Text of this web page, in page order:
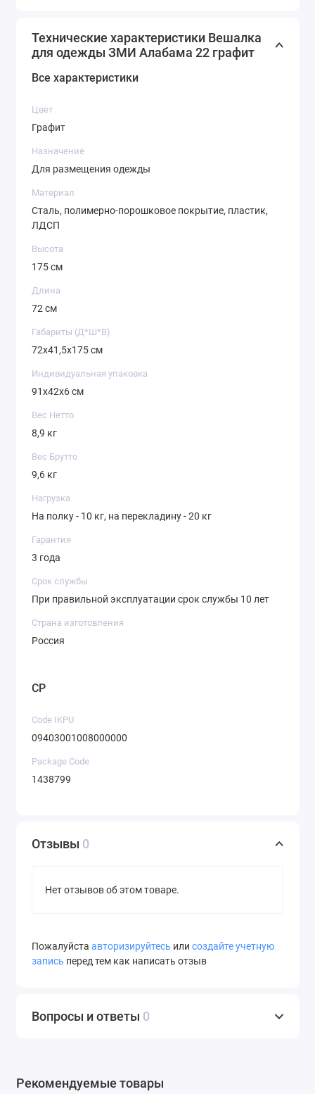
Технические характеристики Вешалка
для одежды ЗМИ Алабама 22 графит
Все характеристики
Цвет
Графит
Назначение
Для размещения одежды
Материал
Сталь, полимерно-порошковое покрытие, пластик,
ЛДСП
Высота
175 см
Длина
72 см
Габариты (Д*Ш*В)
72х41,5х175 см
Индивидуальная упаковка
91х42х6 см
Вес Нетто
8,9 кг
Вес Брутто
9,6 кг
Нагрузка
На полку - 10 кг, на перекладину - 20 кг
Гарантия
3 года
Срок службы
При правильной эксплуатации срок службы 10 лет
Страна изготовления
Россия
CP
Code IKPU
09403001008000000
Package Code
1438799
Отзывы 0
Нет отзывов об этом товаре.
Пожалуйста авторизируйтесь или создайте учетную
запись перед тем как написать отзыв
Вопросы и ответы 0
Рекомендуемые товары